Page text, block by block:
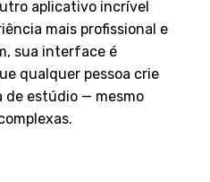
aplicativo incrível
mais profissional e
sua interface é
qualquer pessoa crie
de estúdio — mesmo